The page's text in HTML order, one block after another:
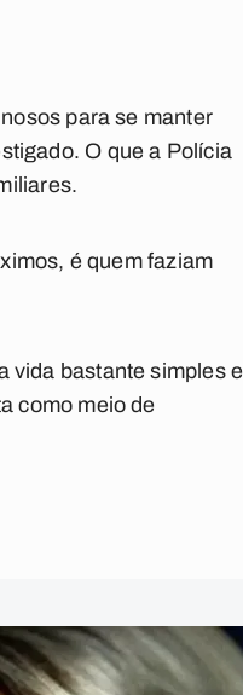
para se manter
O que a Polícia
é quem faziam
vida bastante simples e
como meio de